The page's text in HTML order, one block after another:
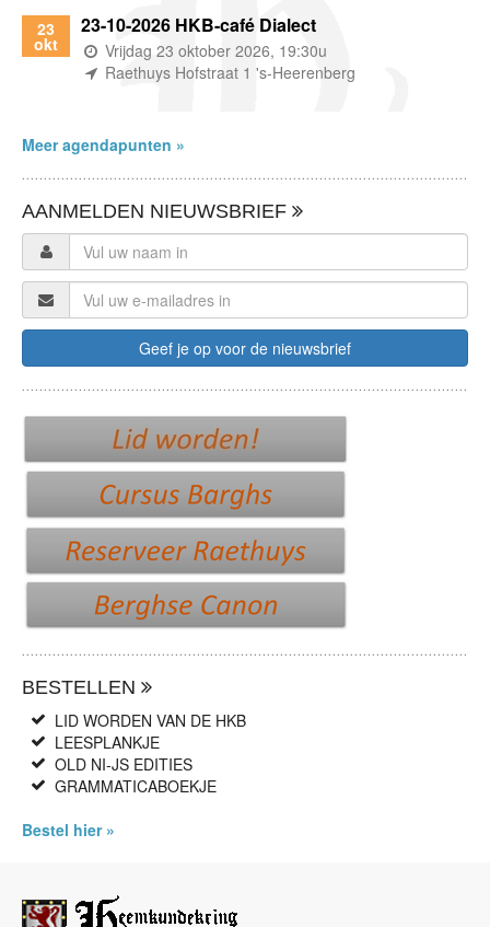
23
okt
23-10-2026 HKB-café Dialect
(wanneer)
Vrijdag 23 oktober 2026, 19:30u
(waar)
Raethuys Hofstraat 1 's-Heerenberg
Meer agendapunten »
AANMELDEN NIEUWSBRIEF
BESTELLEN
LID WORDEN VAN DE HKB
LEESPLANKJE
OLD NI-JS EDITIES
GRAMMATICABOEKJE
Bestel hier »